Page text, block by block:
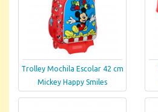
Trolley Mochila Escolar 42 cm
Mickey Happy Smiles